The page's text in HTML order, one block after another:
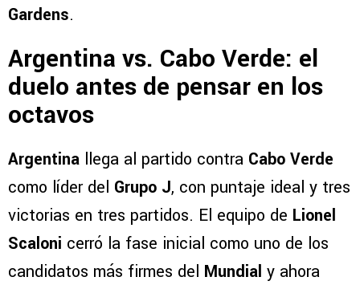
Gardens.
Argentina vs. Cabo Verde: el
duelo antes de pensar en los
octavos
Argentina llega al partido contra Cabo Verde
como líder del Grupo J, con puntaje ideal y tres
victorias en tres partidos. El equipo de Lionel
Scaloni cerró la fase inicial como uno de los
candidatos más firmes del Mundial y ahora